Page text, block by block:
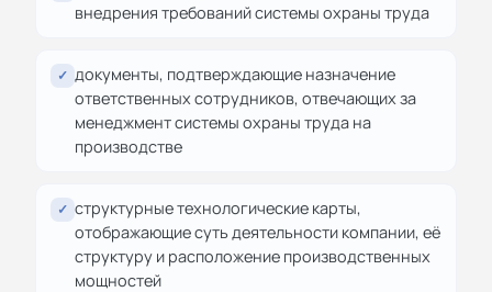
внедрения требований системы охраны труда
✓ документы, подтверждающие назначение
ответственных сотрудников, отвечающих за
менеджмент системы охраны труда на
производстве
✓ структурные технологические карты,
отображающие суть деятельности компании, её
структуру и расположение производственных
мощностей